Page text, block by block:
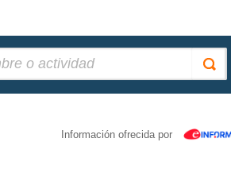
Información ofrecida por